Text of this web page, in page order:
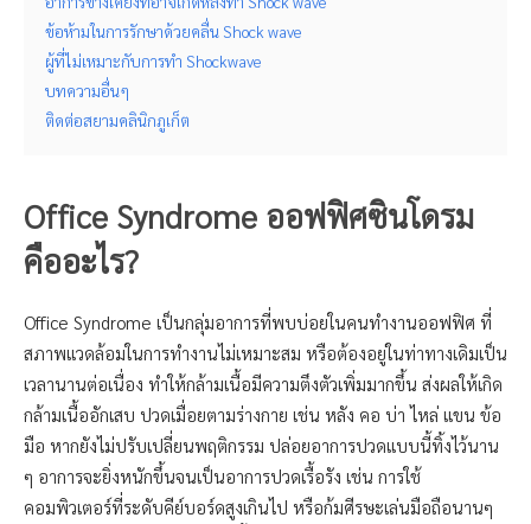
ข้อห้ามในการรักษาด้วยคลื่น Shock wave
ผู้ที่ไม่เหมาะกับการทำ Shockwave
บทความอื่นๆ
ติดต่อสยามคลินิกภูเก็ต
Office Syndrome ออฟฟิศซินโดรม
คืออะไร?
Office Syndrome เป็นกลุ่มอาการที่พบบ่อยในคนทำงานออฟฟิศ ที่
สภาพแวดล้อมในการทำงานไม่เหมาะสม หรือต้องอยู่ในท่าทางเดิมเป็น
เวลานานต่อเนื่อง ทำให้กล้ามเนื้อมีความตึงตัวเพิ่มมากขึ้น ส่งผลให้เกิด
กล้ามเนื้ออักเสบ ปวดเมื่อยตามร่างกาย เช่น หลัง คอ บ่า ไหล่ แขน ข้อ
มือ หากยังไม่ปรับเปลี่ยนพฤติกรรม ปล่อยอาการปวดแบบนี้ทิ้งไว้นาน
ๆ อาการจะยิ่งหนักขึ้นจนเป็นอาการปวดเรื้อรัง เช่น การใช้
คอมพิวเตอร์ที่ระดับคีย์บอร์ดสูงเกินไป หรือก้มศีรษะเล่นมือถือนานๆ